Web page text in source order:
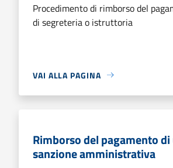
Procedimento di rimborso del
di segreteria o istruttoria
VAI ALLA PAGINA
Rimborso del pagamento
sanzione amministrativa